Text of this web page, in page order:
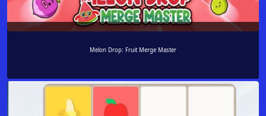
Melon Drop: Fruit Merge Master